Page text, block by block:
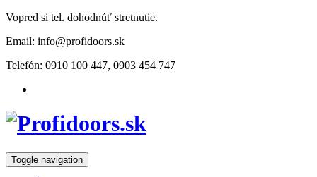
Vopred si tel. dohodnúť stretnutie.
Email: info@profidoors.sk
Telefón: 0910 100 447, 0903 454 747
Toggle navigation